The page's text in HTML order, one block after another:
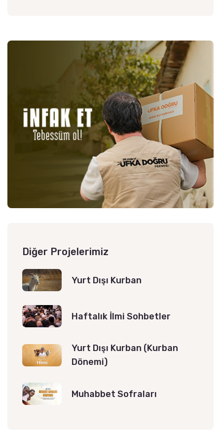
Diğer Projelerimiz
Yurt Dışı Kurban
Haftalık İlmi Sohbetler
Yurt Dışı Kurban (Kurban
Dönemi)
Muhabbet Sofraları